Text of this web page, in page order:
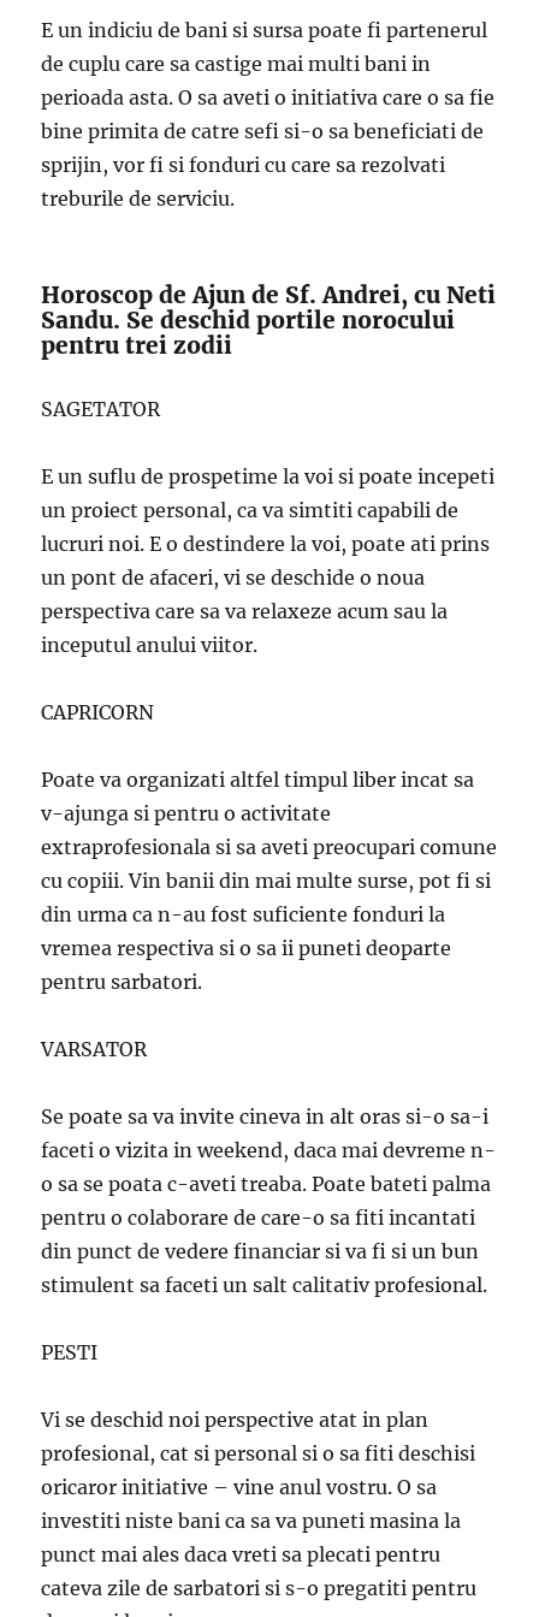
E un indiciu de bani si sursa poate fi partenerul
de cuplu care sa castige mai multi bani in
perioada asta. O sa aveti o initiativa care o sa fie
bine primita de catre sefi si-o sa beneficiati de
sprijin, vor fi si fonduri cu care sa rezolvati
treburile de serviciu.
Horoscop de Ajun de Sf. Andrei, cu Neti
Sandu. Se deschid portile norocului
pentru trei zodii
SAGETATOR
E un suflu de prospetime la voi si poate incepeti
un proiect personal, ca va simtiti capabili de
lucruri noi. E o destindere la voi, poate ati prins
un pont de afaceri, vi se deschide o noua
perspectiva care sa va relaxeze acum sau la
inceputul anului viitor.
CAPRICORN
Poate va organizati altfel timpul liber incat sa
v-ajunga si pentru o activitate
extraprofesionala si sa aveti preocupari comune
cu copiii. Vin banii din mai multe surse, pot fi si
din urma ca n-au fost suficiente fonduri la
vremea respectiva si o sa ii puneti deoparte
pentru sarbatori.
VARSATOR
Se poate sa va invite cineva in alt oras si-o sa-i
faceti o vizita in weekend, daca mai devreme n-
o sa se poata c-aveti treaba. Poate bateti palma
pentru o colaborare de care-o sa fiti incantati
din punct de vedere financiar si va fi si un bun
stimulent sa faceti un salt calitativ profesional.
PESTI
Vi se deschid noi perspective atat in plan
profesional, cat si personal si o sa fiti deschisi
oricaror initiative – vine anul vostru. O sa
investiti niste bani ca sa va puneti masina la
punct mai ales daca vreti sa plecati pentru
cateva zile de sarbatori si s-o pregatiti pentru